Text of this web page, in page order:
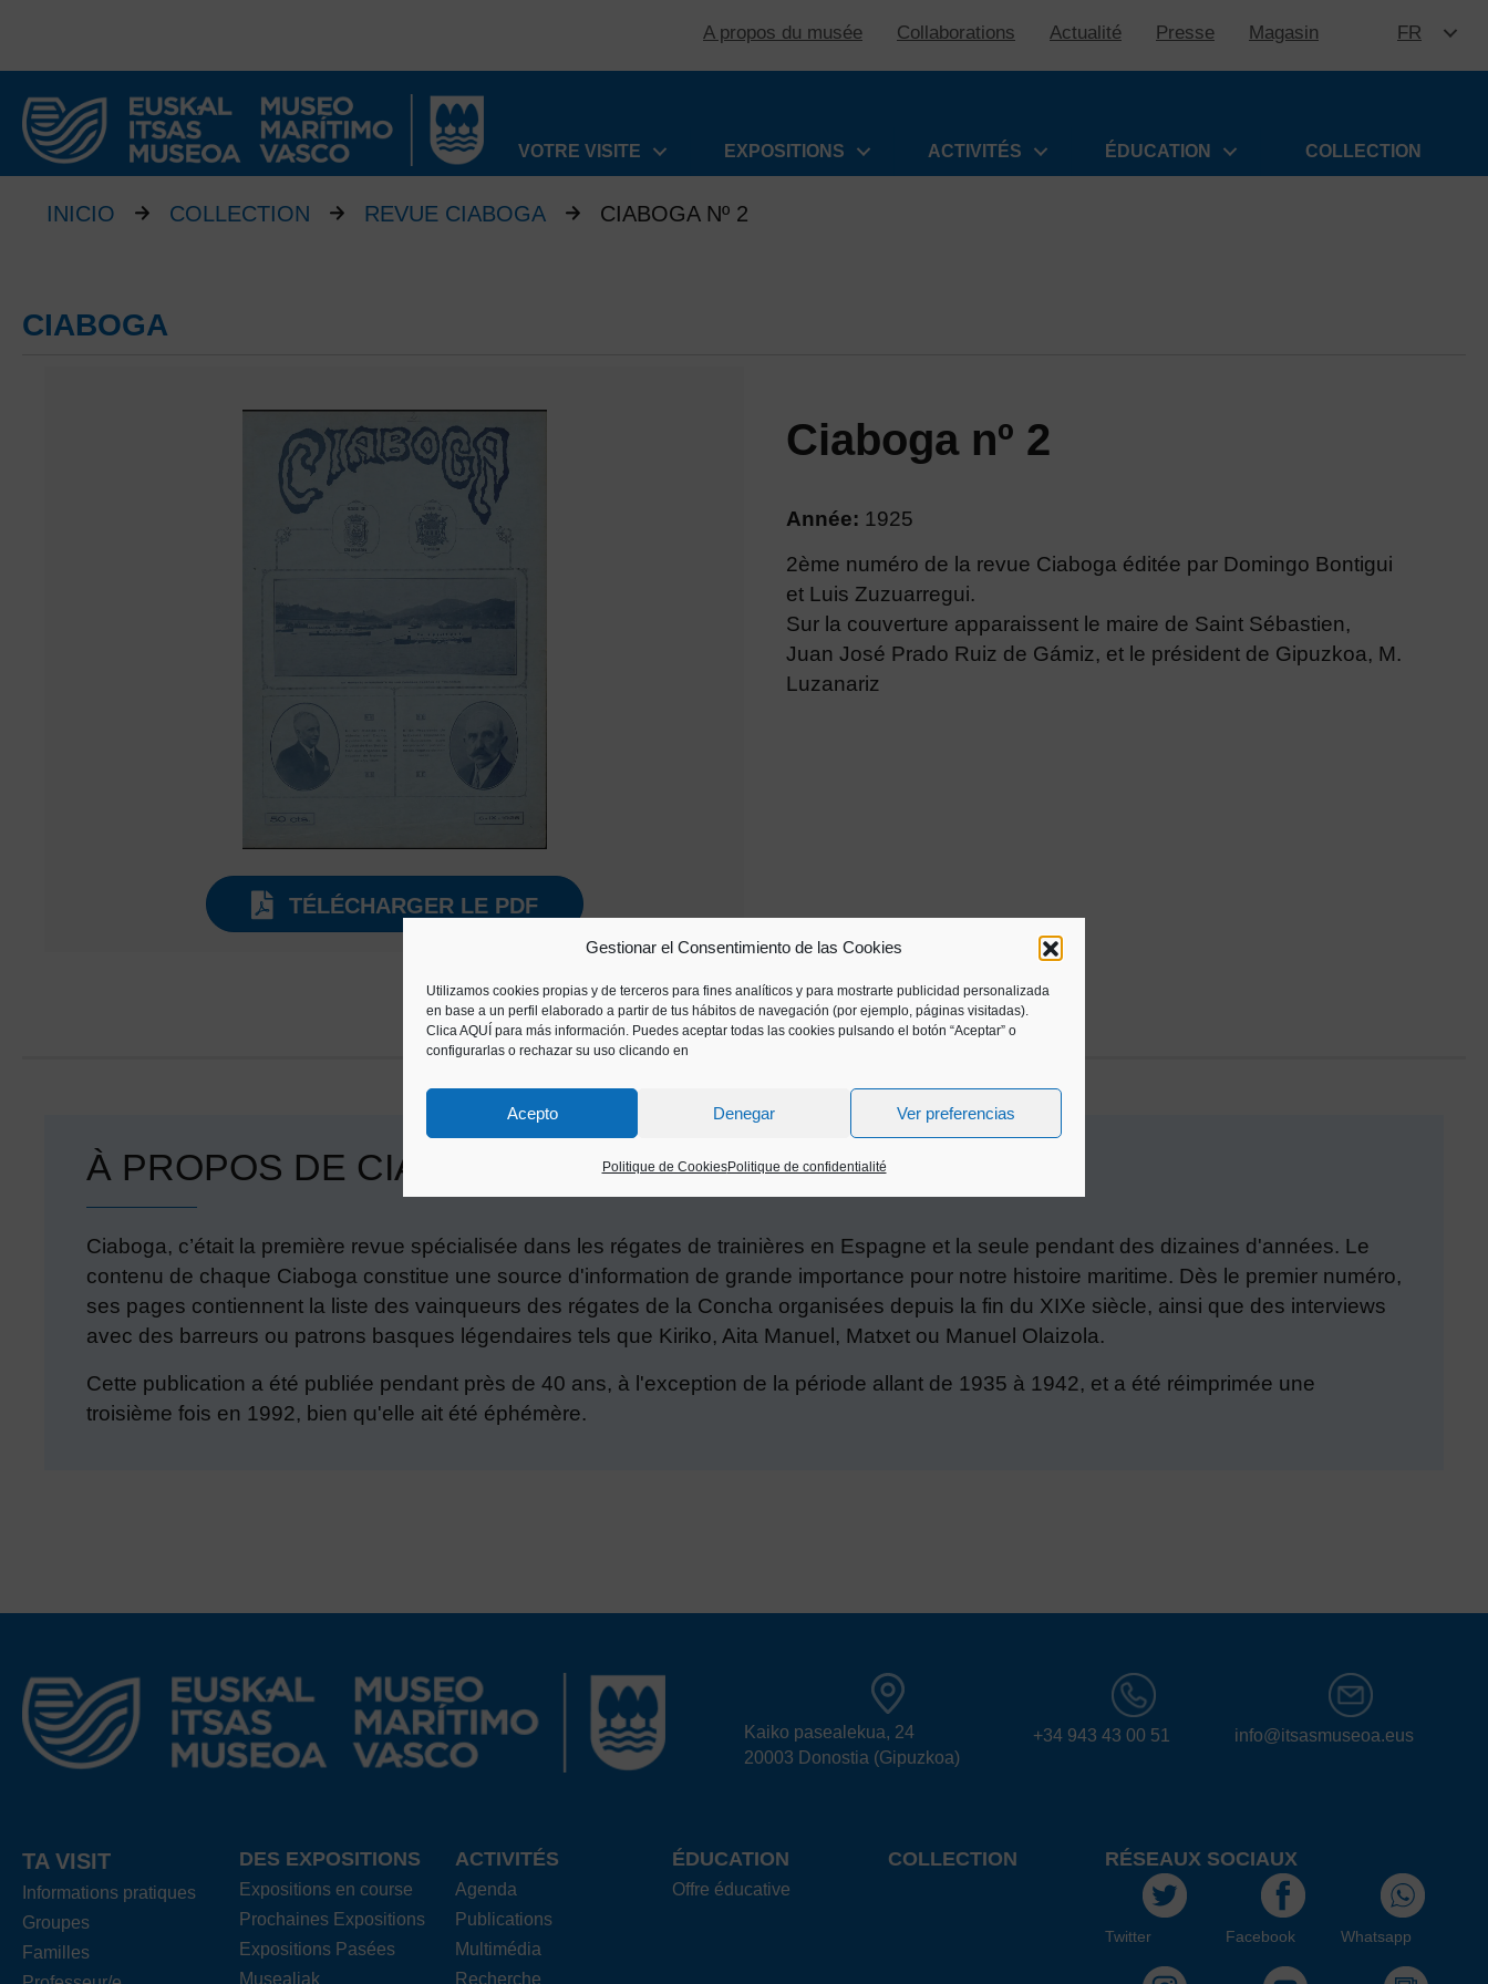
Gestionar el Consentimiento de las Cookies
Utilizamos cookies propias y de terceros para fines analíticos y para mostrarte publicidad personalizada
en base a un perfil elaborado a partir de tus hábitos de navegación (por ejemplo, páginas visitadas).
Clica AQUÍ para más información. Puedes aceptar todas las cookies pulsando el botón “Aceptar” o
configurarlas o rechazar su uso clicando en
Acepto Denegar Ver preferencias
Politique de CookiesPolitique de confidentialité
A propos du musée Collaborations Actualité Presse Magasin FR
VOTRE VISITE
EXPOSITIONS ACTIVITÉS ÉDUCATION COLLECTION
INICIO COLLECTION REVUE CIABOGA CIABOGA Nº 2
CIABOGA
TÉLÉCHARGER LE PDF
Ciaboga nº 2
Année: 1925
2ème numéro de la revue Ciaboga éditée par Domingo Bontigui
et Luis Zuzuarregui.
Sur la couverture apparaissent le maire de Saint Sébastien,
Juan José Prado Ruiz de Gámiz, et le président de Gipuzkoa, M.
Luzanariz
À PROPOS DE CIABOGA
Ciaboga, c’était la première revue spécialisée dans les régates de trainières en Espagne et la seule pendant des dizaines d'années. Le
contenu de chaque Ciaboga constitue une source d'information de grande importance pour notre histoire maritime. Dès le premier numéro,
ses pages contiennent la liste des vainqueurs des régates de la Concha organisées depuis la fin du XIXe siècle, ainsi que des interviews
avec des barreurs ou patrons basques légendaires tels que Kiriko, Aita Manuel, Matxet ou Manuel Olaizola.
Cette publication a été publiée pendant près de 40 ans, à l'exception de la période allant de 1935 à 1942, et a été réimprimée une
troisième fois en 1992, bien qu'elle ait été éphémère.
Kaiko pasealekua, 24
20003 Donostia (Gipuzkoa)
+34 943 43 00 51 info@itsasmuseoa.eus
TA VISIT
Informations pratiques
Groupes
Familles
DES EXPOSITIONS
Expositions en course
Prochaines Expositions
Expositions Pasées
Musealiak
ACTIVITÉS
Agenda
Publications
Multimédia
Recherche
ÉDUCATION
Offre éducative
COLLECTION RÉSEAUX SOCIAUX
Twitter Facebook Whatsapp